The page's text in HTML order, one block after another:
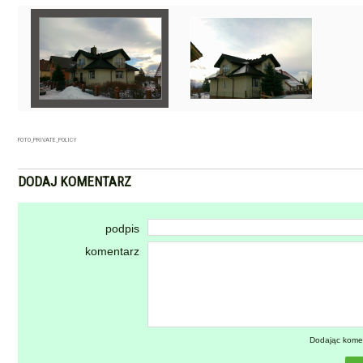
FOTO_PRIVATE_POLICY
DODAJ KOMENTARZ
podpis
komentarz
Dodając